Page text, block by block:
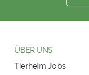
ÜBER UNS
Tierheim Jobs